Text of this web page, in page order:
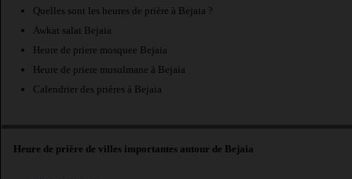
Quelles sont les heures de prière à Bejaia ?
Awkat salat Bejaia
Heure de priere mosquee Bejaia
Heure de priere musulmane à Bejaia
Calendrier des prières à Bejaia
Heure de prière de villes importantes autour de Bejaia